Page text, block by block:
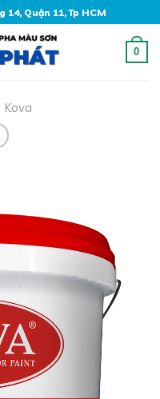
14, Quận 11, Tp HCM
0
Kova